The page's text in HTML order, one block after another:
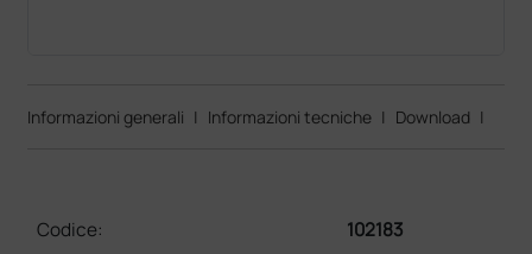
Informazioni generali | Informazioni tecniche | Download |
Codice:
102183